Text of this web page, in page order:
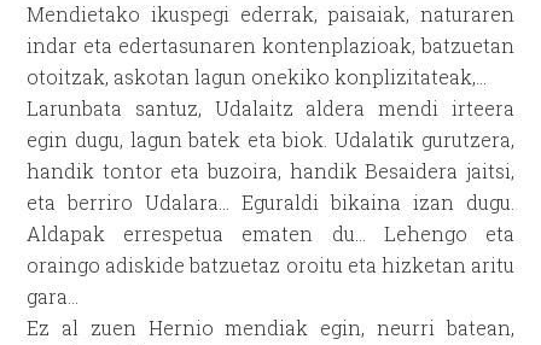
Mendietako ikuspegi ederrak, paisaiak, naturaren
indar eta edertasunaren kontenplazioak, batzuetan
otoitzak, askotan lagun onekiko konplizitateak,…
Larunbata santuz, Udalaitz aldera mendi irteera
egin dugu, lagun batek eta biok. Udalatik gurutzera,
handik tontor eta buzoira, handik Besaidera jaitsi,
eta berriro Udalara… Eguraldi bikaina izan dugu.
Aldapak errespetua ematen du… Lehengo eta
oraingo adiskide batzuetaz oroitu eta hizketan aritu
gara…
Ez al zuen Hernio mendiak egin, neurri batean,